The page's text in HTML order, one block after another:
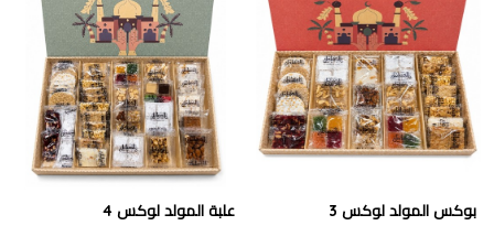
بوكس المولد لوكس 3 علبة المولد لوكس 4